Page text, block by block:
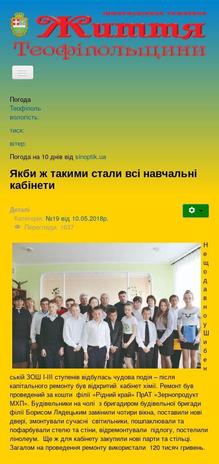
TPL_PROTOSTAR_TOGGLE_MENU
Про нас
Погода
Теофіполь
вологість:
тиск:
вітер:
Погода на 10 днів від sinoptik.ua
Якби ж такими стали всі навчальні
кабінети
Деталі
Категорія: №19 від 10.05.2018р.
Перегляди: 1637
Н
е
щ
о
д
а
в
н
о
у
Ш
и
б
е
н
ській ЗОШ І-ІІІ ступенів відбулась чудова подія – після
капітального ремонту був відкритий кабінет хімії. Ремонт був
проведений за кошти філії «Рідний край» ПрАТ «Зернопродукт
МХП». Будівельники на чолі з бригадиром будівельної бригади
філії Борисом Лядецьким замінили чотири вікна, поставили нові
двері, змонтували сучасні світильники, пошпаклювали та
пофарбували стелю та стіни, відремонтували підлогу, постелили
лінолеум. Ще ж для кабінету закупили нові парти та стільці.
Загалом на проведення ремонту використали 120 тисяч гривень.